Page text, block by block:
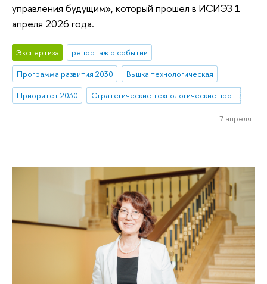
управления будущим», который прошел в ИСИЭЗ 1
апреля 2026 года.
Экспертиза
репортаж о событии
Программа развития 2030
Вышка технологическая
Приоритет 2030
Стратегические технологические проекты
7 апреля